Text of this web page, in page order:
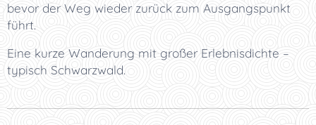
bevor der Weg wieder zurück zum Ausgangspunkt
führt.
Eine kurze Wanderung mit großer Erlebnisdichte –
typisch Schwarzwald.